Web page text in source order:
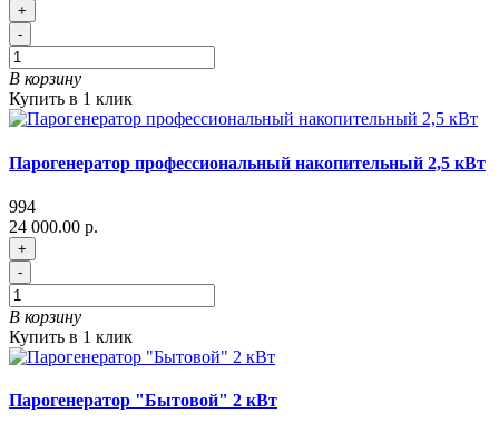
+
-
В корзину
Купить в 1 клик
Парогенератор профессиональный накопительный 2,5 кВт
994
24 000.00 р.
+
-
В корзину
Купить в 1 клик
Парогенератор "Бытовой" 2 кВт